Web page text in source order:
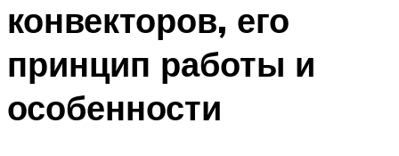
конвекторов, его
принцип работы и
особенности